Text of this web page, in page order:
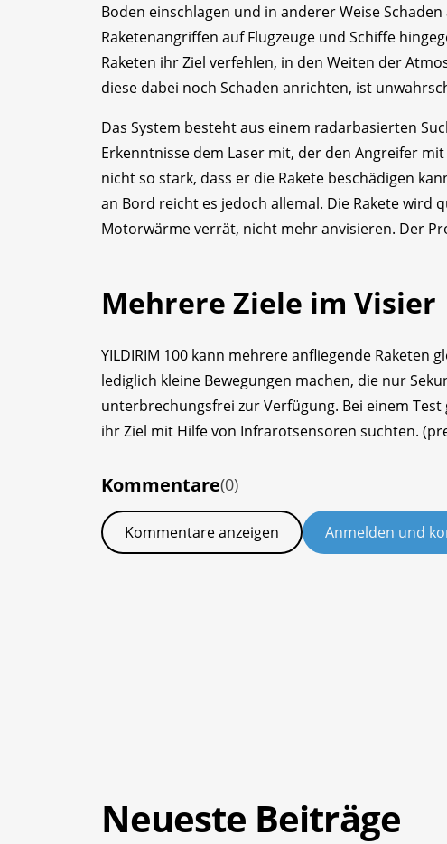
Boden einschlagen und in anderer Weise
Raketenangriffen auf Flugzeuge und Schiffe
Raketen ihr Ziel verfehlen, in den Weiten der
diese dabei noch Schaden anrichten, ist
Das System besteht aus einem radarbasierten
Erkenntnisse dem Laser mit, der den Angreifer
nicht so stark, dass er die Rakete beschädigen
an Bord reicht es jedoch allemal. Die Rakete wird
Motorwärme verrät, nicht mehr anvisieren. Der
Mehrere Ziele im Visier
YILDIRIM 100 kann mehrere anfliegende Raketen
lediglich kleine Bewegungen machen, die nur
unterbrechungsfrei zur Verfügung. Bei einem
ihr Ziel mit Hilfe von Infrarotsensoren suchten.
Kommentare(0)
Kommentare anzeigen Anmelden und
Neueste Beiträge